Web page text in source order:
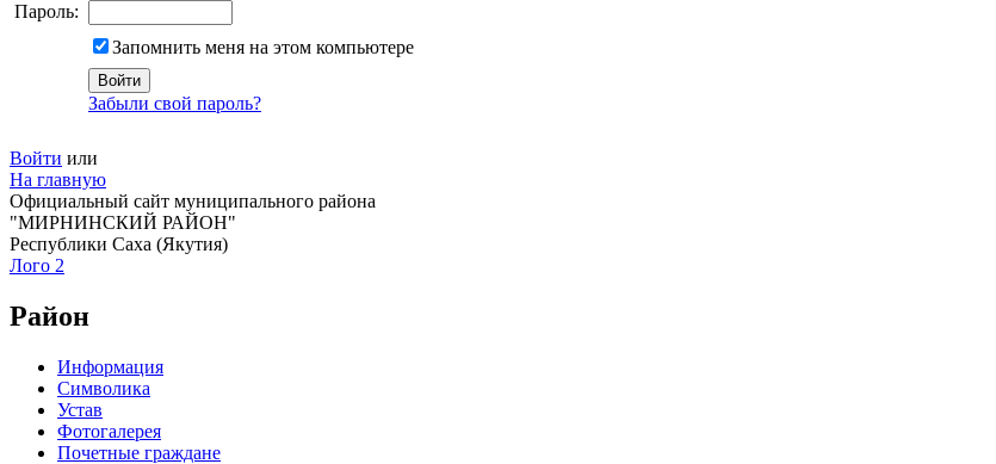
Пароль:
Запомнить меня на этом компьютере
Забыли свой пароль?
Войти или
На главную
Официальный сайт муниципального района
"МИРНИНСКИЙ РАЙОН"
Республики Саха (Якутия)
Лого 2
Район
Информация
Символика
Устав
Фотогалерея
Почетные граждане